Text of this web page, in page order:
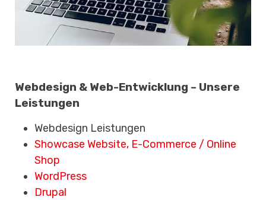
Webdesign & Web-Entwicklung – Unsere
Leistungen
Webdesign Leistungen
Showcase Website, E-Commerce / Online
Shop
WordPress
Drupal